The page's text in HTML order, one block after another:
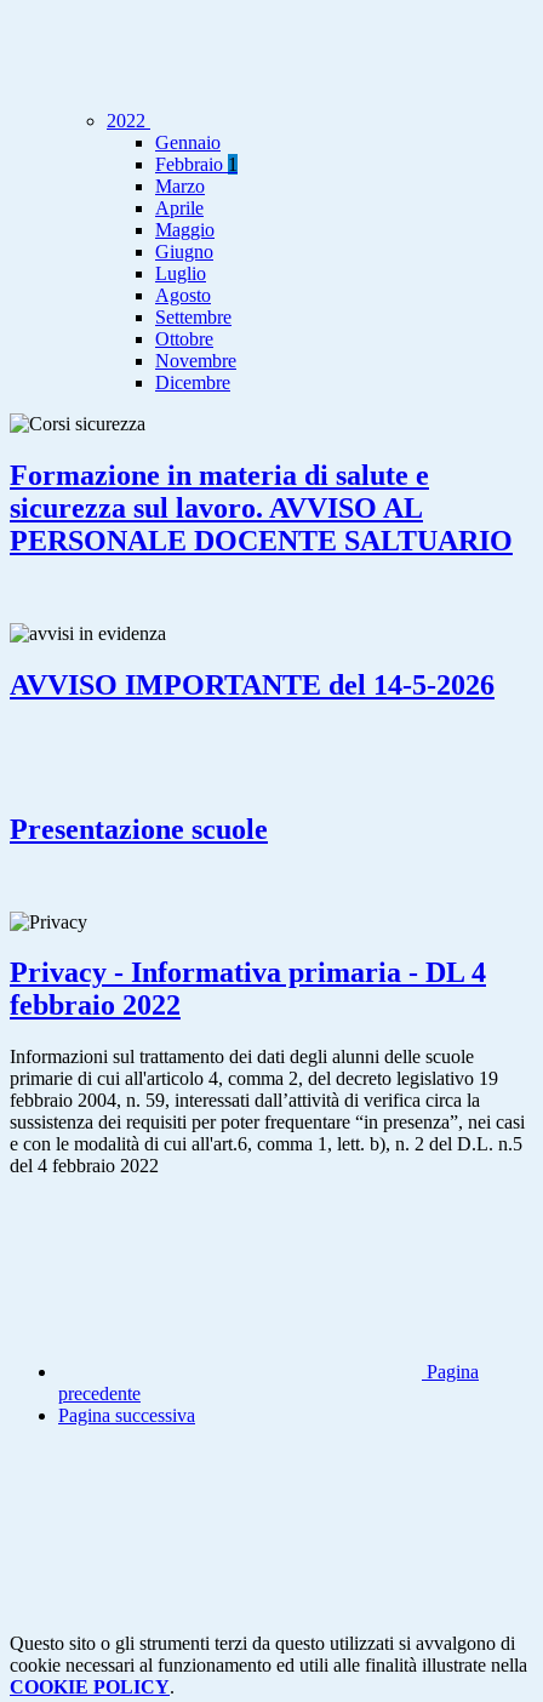
2022
Gennaio
Febbraio 1
Marzo
Aprile
Maggio
Giugno
Luglio
Agosto
Settembre
Ottobre
Novembre
Dicembre
Formazione in materia di salute e
sicurezza sul lavoro. AVVISO AL
PERSONALE DOCENTE SALTUARIO
AVVISO IMPORTANTE del 14-5-2026
Presentazione scuole
Privacy - Informativa primaria - DL 4
febbraio 2022
Informazioni sul trattamento dei dati degli alunni delle scuole
primarie di cui all'articolo 4, comma 2, del decreto legislativo 19
febbraio 2004, n. 59, interessati dall’attività di verifica circa la
sussistenza dei requisiti per poter frequentare “in presenza”, nei casi
e con le modalità di cui all'art.6, comma 1, lett. b), n. 2 del D.L. n.5
del 4 febbraio 2022
Pagina
precedente
Pagina successiva
Questo sito o gli strumenti terzi da questo utilizzati si avvalgono di
cookie necessari al funzionamento ed utili alle finalità illustrate nella
COOKIE POLICY.